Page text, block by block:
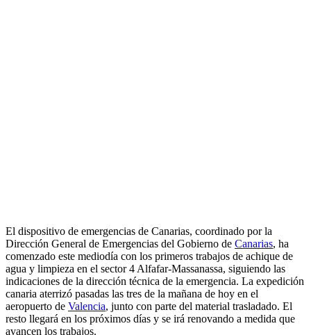
El dispositivo de emergencias de Canarias, coordinado por la
Dirección General de Emergencias del Gobierno de Canarias, ha
comenzado este mediodía con los primeros trabajos de achique de
agua y limpieza en el sector 4 Alfafar-Massanassa, siguiendo las
indicaciones de la dirección técnica de la emergencia. La expedición
canaria aterrizó pasadas las tres de la mañana de hoy en el
aeropuerto de Valencia, junto con parte del material trasladado. El
resto llegará en los próximos días y se irá renovando a medida que
avancen los trabajos.